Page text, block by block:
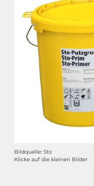
Bildquelle: Sto
Klicke auf die kleinen Bilder